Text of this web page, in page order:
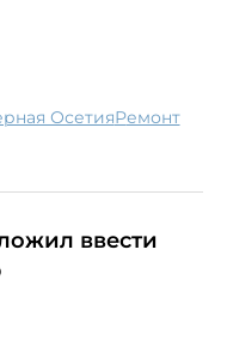
Осетия ремонт
ввести